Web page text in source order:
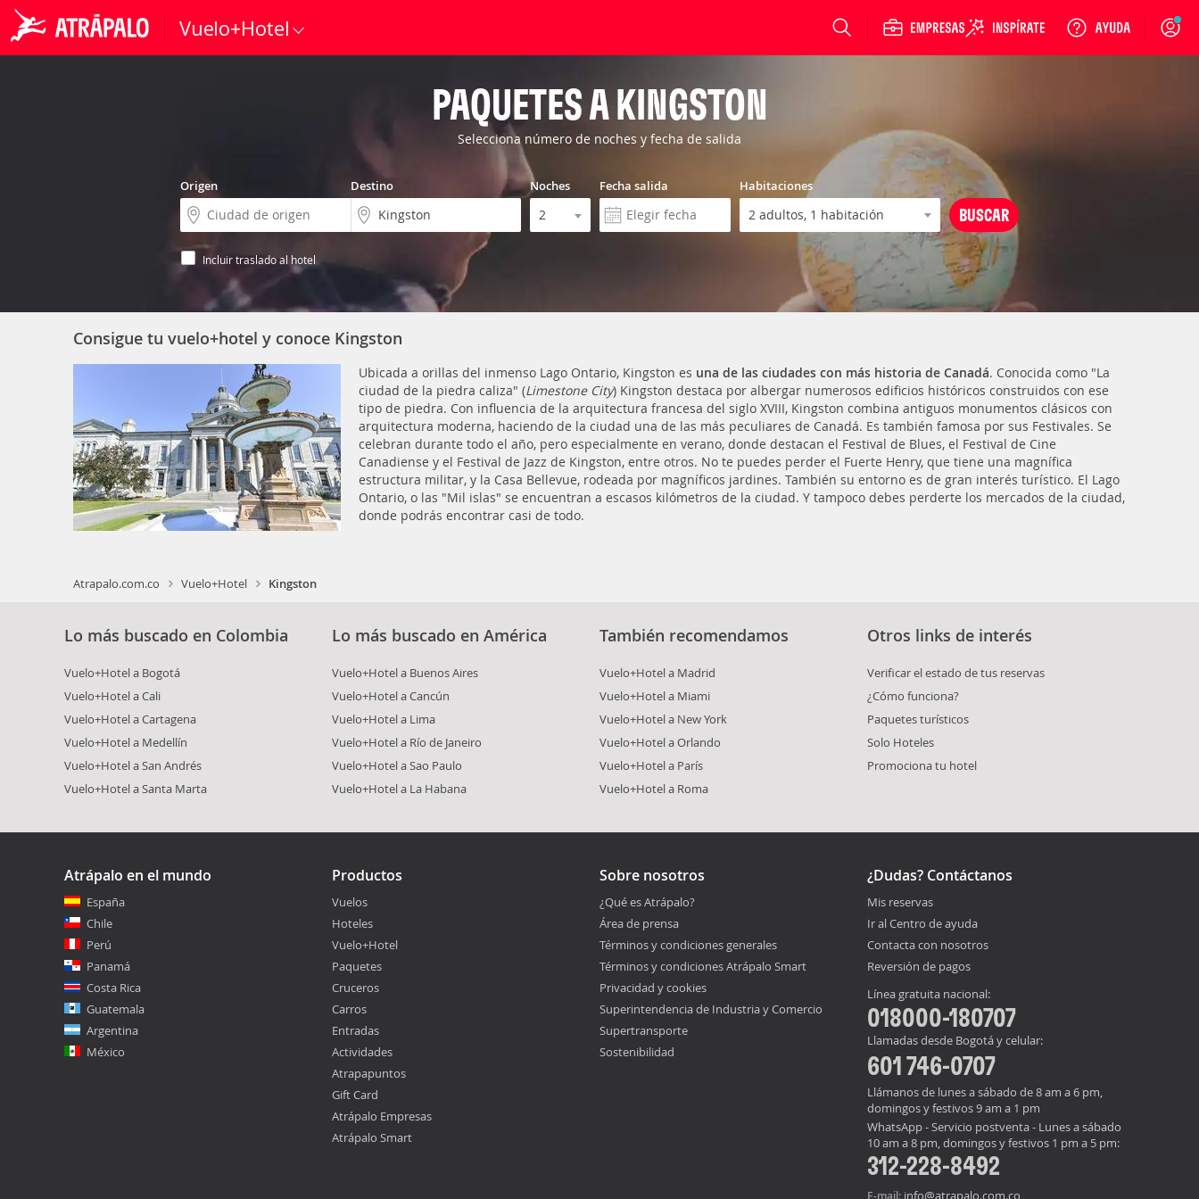
Vuelo+Hotel Login
PAQUETES A KINGSTON
Selecciona número de noches y fecha de salida
Origen Destino Noches Fecha salida Habitaciones
Incluir traslado al hotel
Consigue tu vuelo+hotel y conoce Kingston
Ubicada a orillas del inmenso Lago Ontario, Kingston es una de las ciudades con más historia de Canadá. Conocida como "La
ciudad de la piedra caliza" (Limestone City) Kingston destaca por albergar numerosos edificios históricos construidos con ese
tipo de piedra. Con influencia de la arquitectura francesa del siglo XVIII, Kingston combina antiguos monumentos clásicos con
arquitectura moderna, haciendo de la ciudad una de las más peculiares de Canadá. Es también famosa por sus Festivales. Se
celebran durante todo el año, pero especialmente en verano, donde destacan el Festival de Blues, el Festival de Cine
Canadiense y el Festival de Jazz de Kingston, entre otros. No te puedes perder el Fuerte Henry, que tiene una magnífica
estructura militar, y la Casa Bellevue, rodeada por magníficos jardines. También su entorno es de gran interés turístico. El Lago
Ontario, o las "Mil islas" se encuentran a escasos kilómetros de la ciudad. Y tampoco debes perderte los mercados de la ciudad,
donde podrás encontrar casi de todo.
Atrapalo.com.co Vuelo+Hotel Kingston
Lo más buscado en Colombia
Vuelo+Hotel a Bogotá
Vuelo+Hotel a Cali
Vuelo+Hotel a Cartagena
Vuelo+Hotel a Medellín
Vuelo+Hotel a San Andrés
Vuelo+Hotel a Santa Marta
Lo más buscado en América
Vuelo+Hotel a Buenos Aires
Vuelo+Hotel a Cancún
Vuelo+Hotel a Lima
Vuelo+Hotel a Río de Janeiro
Vuelo+Hotel a Sao Paulo
Vuelo+Hotel a La Habana
También recomendamos
Vuelo+Hotel a Madrid
Vuelo+Hotel a Miami
Vuelo+Hotel a New York
Vuelo+Hotel a Orlando
Vuelo+Hotel a París
Vuelo+Hotel a Roma
Otros links de interés
Verificar el estado de tus reservas
¿Cómo funciona?
Paquetes turísticos
Solo Hoteles
Promociona tu hotel
Atrápalo en el mundo
España
Chile
Perú
Panamá
Costa Rica
Guatemala
Argentina
México
Productos
Vuelos
Hoteles
Vuelo+Hotel
Paquetes
Cruceros
Carros
Entradas
Actividades
Atrapapuntos
Gift Card
Atrápalo Empresas
Atrápalo Smart
Sobre nosotros
¿Qué es Atrápalo?
Área de prensa
Términos y condiciones generales
Términos y condiciones Atrápalo Smart
Privacidad y cookies
Superintendencia de Industria y Comercio
Supertransporte
Sostenibilidad
¿Dudas? Contáctanos
Mis reservas
Ir al Centro de ayuda
Contacta con nosotros
Reversión de pagos
Línea gratuita nacional:
018000-180707
Llamadas desde Bogotá y celular:
601 746-0707
Llámanos de lunes a sábado de 8 am a 6 pm,
domingos y festivos 9 am a 1 pm
WhatsApp - Servicio postventa - Lunes a sábado
10 am a 8 pm, domingos y festivos 1 pm a 5 pm:
312-228-8492
E-mail: info@atrapalo.com.co